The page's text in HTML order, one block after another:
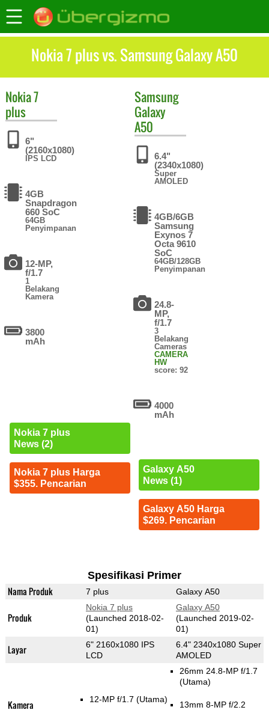
Nokia 7 plus vs. Samsung Galaxy A50
Nokia7
plus
6"
(2160x1080)
IPS LCD
4GB
Snapdragon
660 SoC
64GB
Penyimpanan
12-MP,
f/1.7
1
Belakang
Kamera
3800
mAh
Nokia 7 plus
News (2)
Nokia 7 plus Harga
$355. Pencarian
Samsung
Galaxy
A50
6.4"
(2340x1080)
Super
AMOLED
4GB/6GB
Samsung
Exynos 7
Octa 9610
SoC
64GB/128GB
Penyimpanan
24.8-
MP,
f/1.7
3
Belakang
Cameras
CAMERA
HW
score: 92
4000
mAh
Galaxy A50
News (1)
Galaxy A50 Harga
$269. Pencarian
Spesifikasi Primer
Nama Produk 7 plus Galaxy A50
Produk
Nokia 7 plus
(Launched 2018-02-
01)
Galaxy A50
(Launched 2019-02-
01)
Layar
6" 2160x1080 IPS
LCD
6.4" 2340x1080 Super
AMOLED
Kamera 12-MP f/1.7 (Utama)
26mm 24.8-MP f/1.7
(Utama)
13mm 8-MP f/2.2